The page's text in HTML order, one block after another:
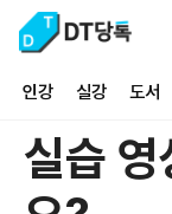
인강 실강 도서
실습